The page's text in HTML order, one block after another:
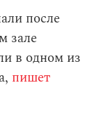
после
зале
в одном из
пишет